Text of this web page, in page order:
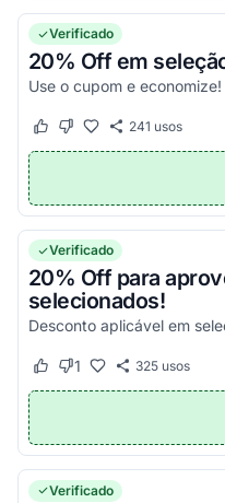
Verificado
20% Off em
Use o cupom e economize!
Este cupom funcionou
Este cupom não
241 usos
Verificado
20% Off para
selecionados!
Este cupom funcionou
Este cupom não
1 325usos
Verificado